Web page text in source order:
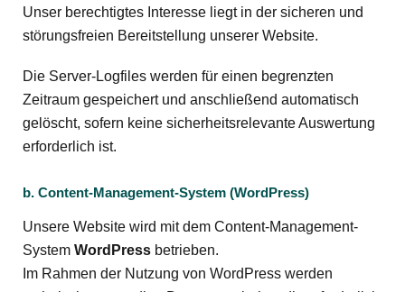
Unser berechtigtes Interesse liegt in der sicheren und
störungsfreien Bereitstellung unserer Website.
Die Server-Logfiles werden für einen begrenzten
Zeitraum gespeichert und anschließend automatisch
gelöscht, sofern keine sicherheitsrelevante Auswertung
erforderlich ist.
b. Content-Management-System (WordPress)
Unsere Website wird mit dem Content-Management-
System WordPress betrieben.
Im Rahmen der Nutzung von WordPress werden